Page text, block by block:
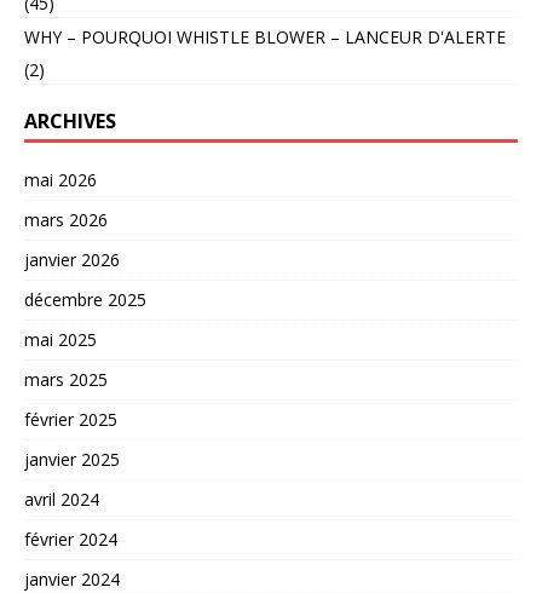
WHY – POURQUOI WHISTLE BLOWER – LANCEUR D'ALERTE
(2)
ARCHIVES
mai 2026
mars 2026
janvier 2026
décembre 2025
mai 2025
mars 2025
février 2025
janvier 2025
avril 2024
février 2024
janvier 2024